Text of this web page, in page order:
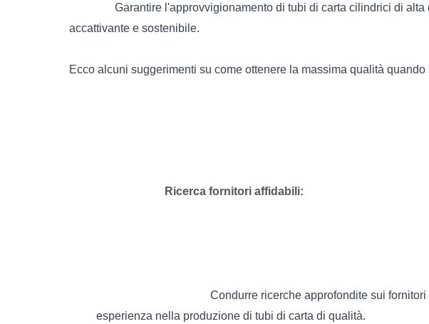
Garantire l'approvvigionamento di tubi di carta cilindrici di
accattivante e sostenibile.
Ecco alcuni suggerimenti su come ottenere la massima qualità
Ricerca fornitori affidabili:
Condurre ricerche approfondite sui
esperienza nella produzione di tubi di carta di qualità.